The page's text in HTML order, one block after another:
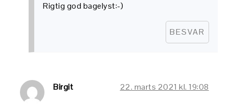
Rigtig god bagelyst:-)
BESVAR
Birgit 22. marts 2021 kl. 19:08